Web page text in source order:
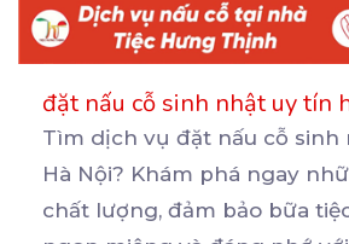
đặt nấu cỗ sinh nhật uy tín
Tìm dịch vụ đặt nấu cỗ sinh
Hà Nội? Khám phá ngay
chất lượng, đảm bảo bữa